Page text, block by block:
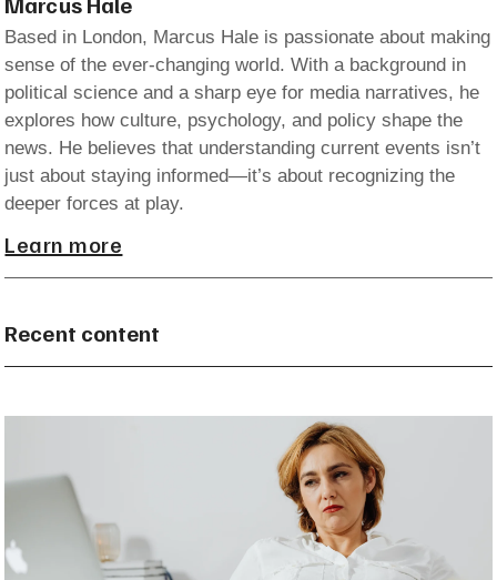
Based in London, Marcus Hale is passionate about making
sense of the ever-changing world. With a background in
political science and a sharp eye for media narratives, he
explores how culture, psychology, and policy shape the
news. He believes that understanding current events isn’t
just about staying informed—it’s about recognizing the
deeper forces at play.
Learn more
Recent content